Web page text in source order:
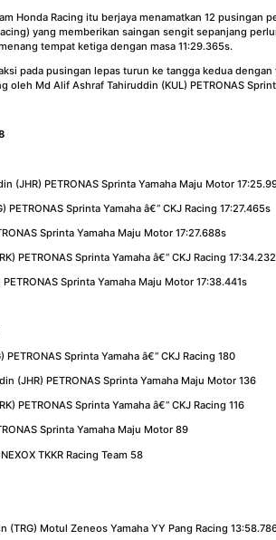
Honda Racing itu berjaya menamatkan 12 pusingan
yang memberikan saingan sengit sepanjang
tempat ketiga dengan masa 11:29.365s.
pada pusingan lepas turun ke tangga kedua
oleh Md Alif Ashraf Tahiruddin (KUL) PETRONAS
(JHR) PETRONAS Sprinta Yamaha Maju Motor
PETRONAS Sprinta Yamaha â€“ CKJ Racing 17:27.465s
Sprinta Yamaha Maju Motor 17:27.688s
PETRONAS Sprinta Yamaha â€“ CKJ Racing
PETRONAS Sprinta Yamaha Maju Motor 17:38.441s
PETRONAS Sprinta Yamaha â€“ CKJ Racing 180
(JHR) PETRONAS Sprinta Yamaha Maju Motor 136
PETRONAS Sprinta Yamaha â€“ CKJ Racing 116
Sprinta Yamaha Maju Motor 89
TKKR Racing Team 58
(TRG) Motul Zeneos Yamaha YY Pang Racing